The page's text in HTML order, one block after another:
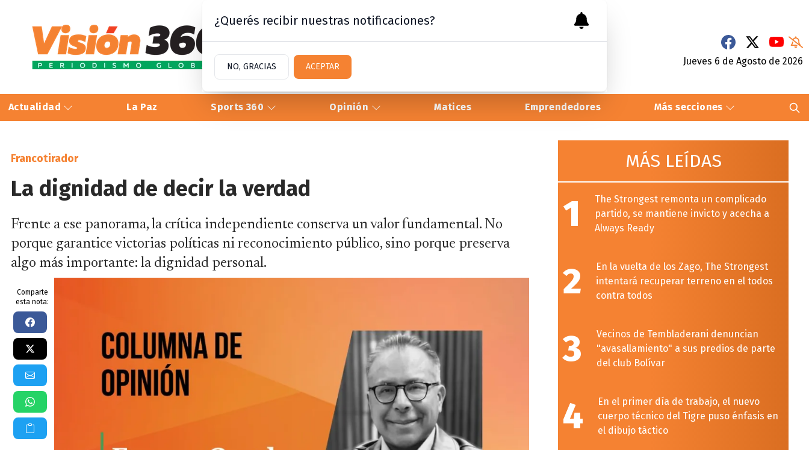
Jueves 6 de Agosto de 2026
Actualidad La Paz Sports 360 Opinión Matices Emprendedores Más secciones
Francotirador
La dignidad de decir la verdad
Frente a ese panorama, la crítica independiente conserva un valor fundamental. No
porque garantice victorias políticas ni reconocimiento público, sino porque preserva
algo más importante: la dignidad personal.
Comparte
esta nota:
MÁS LEÍDAS
1
The Strongest remonta un complicado
partido, se mantiene invicto y acecha a
Always Ready
2
En la vuelta de los Zago, The Strongest
intentará recuperar terreno en el todos
contra todos
3
Vecinos de Tembladerani denuncian
"avasallamiento" a sus predios de parte
del club Bolívar
4
En el primer día de trabajo, el nuevo
cuerpo técnico del Tigre puso énfasis en
el dibujo táctico
¿Querés recibir nuestras notificaciones?
NO, GRACIAS ACEPTAR